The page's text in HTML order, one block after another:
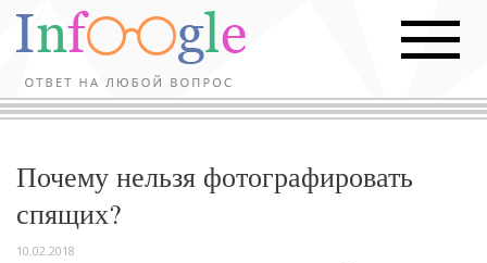
Почему нельзя фотографировать
спящих?
10.02.2018